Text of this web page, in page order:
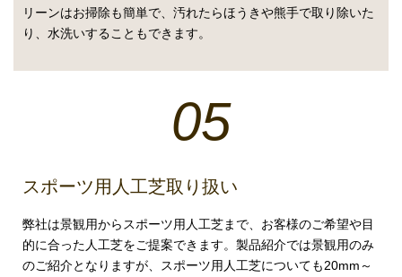
リーンはお掃除も簡単で、汚れたらほうきや熊手で取り除いた
り、水洗いすることもできます。
05
スポーツ用人工芝取り扱い
弊社は景観用からスポーツ用人工芝まで、お客様のご希望や目
的に合った人工芝をご提案できます。製品紹介では景観用のみ
のご紹介となりますが、スポーツ用人工芝についても20mm～